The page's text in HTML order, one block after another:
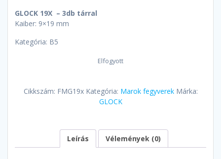
GLOCK 19X – 3db tárral
Kaiber: 9×19 mm
Kategória: B5
Elfogyott
Cikkszám: FMG19x Kategória: Marok fegyverek Márka:
GLOCK
Leírás Vélemények (0)